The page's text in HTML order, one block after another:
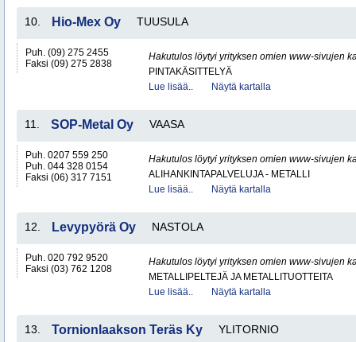
10. Hio-Mex Oy TUUSULA
Puh. (09) 275 2455
Faksi (09) 275 2838
Hakutulos löytyi yrityksen omien www-sivujen
PINTAKÄSITTELYÄ
Lue lisää..
Näytä kartalla
11. SOP-Metal Oy VAASA
Puh. 0207 559 250
Puh. 044 328 0154
Faksi (06) 317 7151
Hakutulos löytyi yrityksen omien www-sivujen
ALIHANKINTAPALVELUJA - METALLI
Lue lisää..
Näytä kartalla
12. Levypyörä Oy NASTOLA
Puh. 020 792 9520
Faksi (03) 762 1208
Hakutulos löytyi yrityksen omien www-sivujen
METALLIPELTEJÄ JA METALLITUOTTEITA
Lue lisää..
Näytä kartalla
13. Tornionlaakson Teräs Ky YLITORNIO